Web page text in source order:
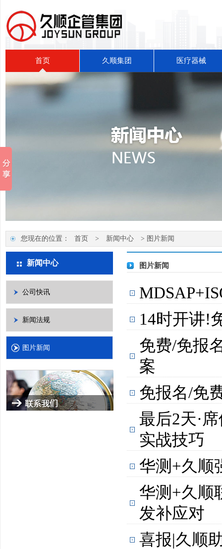
首页 久顺集团 医疗器械
您现在的位置： 首页 > 新闻中心 > 图片新闻
新闻中心
公司快讯
新闻法规
图片新闻
图片新闻
14时开讲!
免费/免报
案
免报名/免
最后2天·
实战技巧
华测+久顺
华测+久顺
发补应对
喜报|久顺